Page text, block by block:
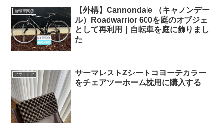
自転車関係
【外構】Cannondale （キャノンデー
ル）Roadwarrior 600を庭のオブジェ
として再利用｜自転車を庭に飾りまし
た
アウトドア
サーマレストZシートコヨーテカラー
をチェアツーホーム枕用に購入する